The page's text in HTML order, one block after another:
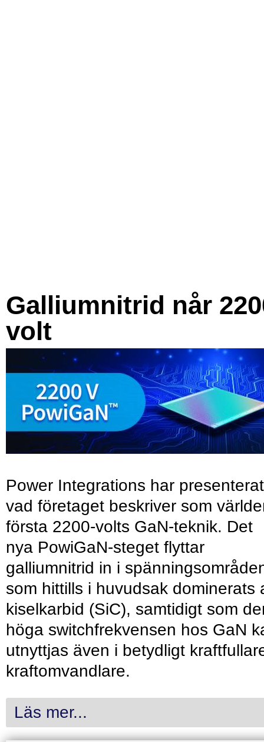
Galliumnitrid når
volt
Power Integrations har presenterat
vad företaget beskriver som
första 2200-volts GaN-teknik. Det
nya PowiGaN-steget flyttar
galliumnitrid in i
som hittills i huvudsak dominerats
kiselkarbid (SiC), samtidigt som
höga switchfrekvensen hos GaN
utnyttjas även i betydligt
kraftomvandlare.
Läs mer...